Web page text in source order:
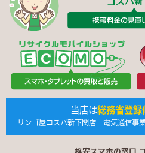
当店は総務省登録
リンゴ屋コスパ新下関店 電気通信事